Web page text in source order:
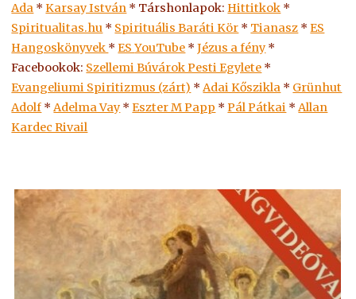
Ada *Karsay István * Társhonlapok:Hittitkok *
Spiritualitas.hu * Spirituális Baráti Kör * Tianasz *ES
Hangoskönyvek *ESYouTube *Jézus a fény *
Facebookok: Szellemi Búvárok Pesti Egylete *
Evangeliumi Spiritizmus (zárt) *Adai Kőszikla * Grünhut
Adolf *Adelma Vay *Eszter M Papp *Pál Pátkai *Allan
Kardec Rivail